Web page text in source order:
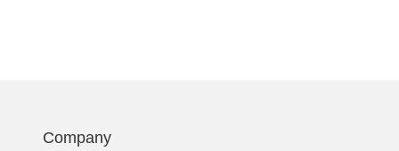
Company